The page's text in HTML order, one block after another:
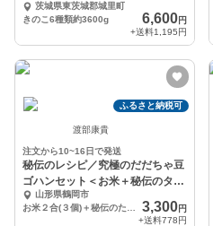
20枚付き】
茨城県東茨城郡城里町
きのこ6種類約3600g
6,600円
+送料1,195円
ふるさと納税可
渡部康貴
注文から10~16日で発送
秘伝のレシピ／究極のだだちゃ豆
ゴハンセット＜お米＋秘伝のタレ
＋無添加味噌＞
山形県鶴岡市
3,300円
+送料778円